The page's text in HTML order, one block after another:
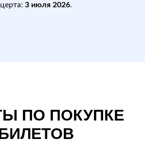
3 июля 2026.
ПО ПОКУПКЕ